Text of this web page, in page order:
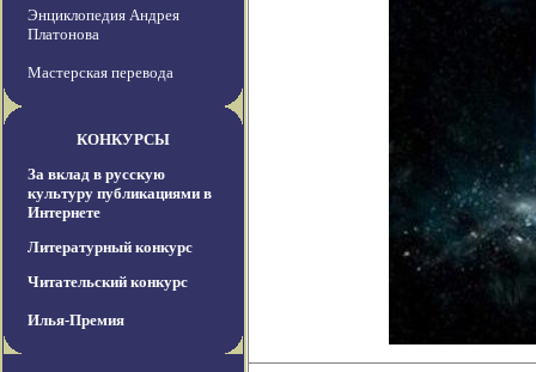
Энциклопедия Андрея
Платонова
Мастерская перевода
КОНКУРСЫ
За вклад в русскую
культуру публикациями в
Интернете
Литературный конкурс
Читательский конкурс
Илья-Премия